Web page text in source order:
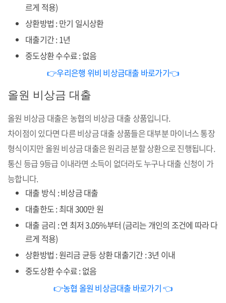
르게 적용)
상환방법 : 만기 일시상환
대출기간 : 1년
중도상환 수수료 : 없음
👉우리은행 위비 비상금대출 바로가기👈
올원 비상금 대출
올원 비상금 대출은 농협의 비상금 대출 상품입니다.
차이점이 있다면 다른 비상금 대출 상품들은 대부분 마이너스 통장
형식이지만 올원 비상금 대출은 원리금 분할 상환으로 진행됩니다.
통신 등급 9등급 이내라면 소득이 없더라도 누구나 대출 신청이 가
능합니다.
대출 방식 : 비상금 대출
대출한도 : 최대 300만 원
대출 금리 : 연 최저 3.05%부터 (금리는 개인의 조건에 따라 다
르게 적용)
상환방법 : 원리금 균등 상환 대출기간 : 3년 이내
중도상환 수수료 : 없음
👉농협 올원 비상금대출 바로가기 👈